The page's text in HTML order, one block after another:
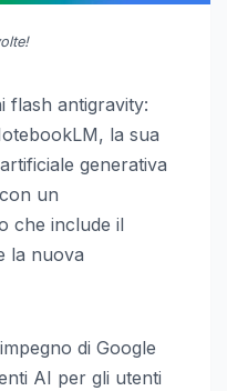
flash antigravity:
la sua
generativa
un
che include il
la nuova
di Google
AI per gli utenti